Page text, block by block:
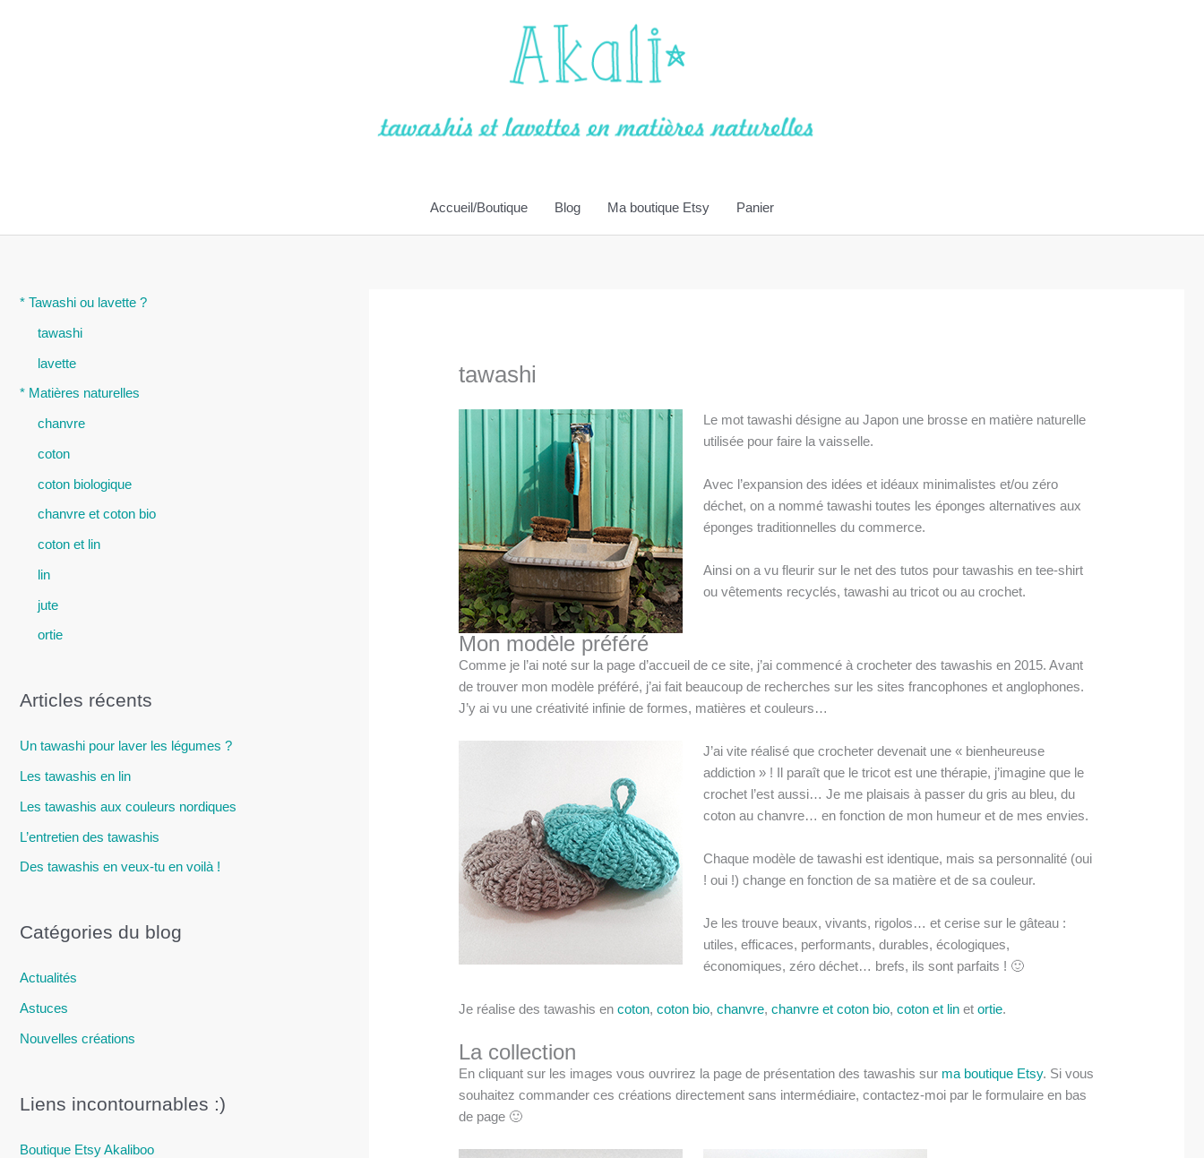
Accueil/Boutique Blog Ma boutique Etsy Panier
* Tawashi ou lavette ?
tawashi
lavette
* Matières naturelles
chanvre
coton
coton biologique
chanvre et coton bio
coton et lin
lin
jute
ortie
Articles récents
Un tawashi pour laver les légumes ?
Les tawashis en lin
Les tawashis aux couleurs nordiques
L’entretien des tawashis
Des tawashis en veux-tu en voilà !
Catégories du blog
Actualités
Astuces
Nouvelles créations
Liens incontournables :)
Boutique Etsy Akaliboo
tawashi
Le mot tawashi désigne au Japon une brosse en matière naturelle
utilisée pour faire la vaisselle.
Avec l’expansion des idées et idéaux minimalistes et/ou zéro
déchet, on a nommé tawashi toutes les éponges alternatives aux
éponges traditionnelles du commerce.
Ainsi on a vu fleurir sur le net des tutos pour tawashis en tee-shirt
ou vêtements recyclés, tawashi au tricot ou au crochet.
Mon modèle préféré
Comme je l’ai noté sur la page d’accueil de ce site, j’ai commencé à crocheter des tawashis en 2015. Avant
de trouver mon modèle préféré, j’ai fait beaucoup de recherches sur les sites francophones et anglophones.
J’y ai vu une créativité infinie de formes, matières et couleurs…
J’ai vite réalisé que crocheter devenait une « bienheureuse
addiction » ! Il paraît que le tricot est une thérapie, j’imagine que le
crochet l’est aussi… Je me plaisais à passer du gris au bleu, du
coton au chanvre… en fonction de mon humeur et de mes envies.
Chaque modèle de tawashi est identique, mais sa personnalité (oui
! oui !) change en fonction de sa matière et de sa couleur.
Je les trouve beaux, vivants, rigolos… et cerise sur le gâteau :
utiles, efficaces, performants, durables, écologiques,
économiques, zéro déchet… brefs, ils sont parfaits ! 🙂
Je réalise des tawashis encoton,coton bio,chanvre,chanvre et coton bio,coton et lin etortie.
La collection
En cliquant sur les images vous ouvrirez la page de présentation des tawashis sur ma boutique Etsy. Si vous
souhaitez commander ces créations directement sans intermédiaire, contactez-moi par le formulaire en bas
de page 🙂